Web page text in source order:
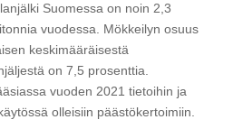
Suomessa on noin 2,3
vuodessa. Mökkeilyn osuus
keskimääräisestä
on 7,5 prosenttia.
vuoden 2021 tietoihin ja
olleisiin päästökertoimiin.